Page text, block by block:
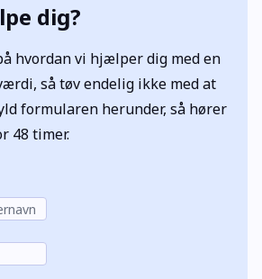
dig?
hvordan vi hjælper dig med en
så tøv endelig ikke med at
formularen herunder, så hører
48 timer.